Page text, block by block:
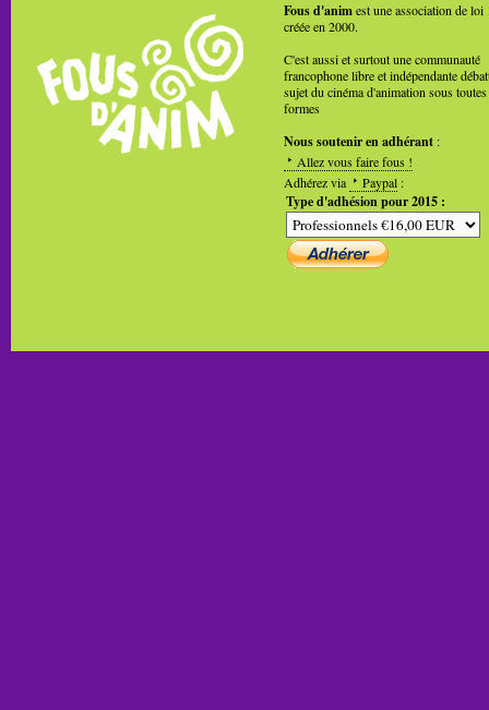
Fous d'animest une association de loi
créée en 2000.
C'est aussi et surtout une communauté
francophone libre et indépendante
sujet du cinéma d'animation sous toutes
formes
Nous soutenir en adhérant :
Allez vous faire fous !
Adhérez via
Paypal :
Type d'adhésion pour 2015 :